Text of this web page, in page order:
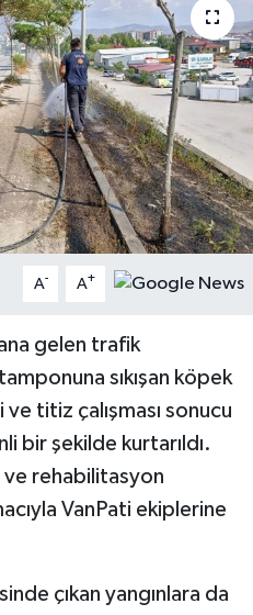
A- A+
gelen trafik
sıkışan köpek
titiz çalışması sonucu
bir şekilde kurtarıldı.
ve rehabilitasyon
VanPati ekiplerine
çıkan yangınlara da